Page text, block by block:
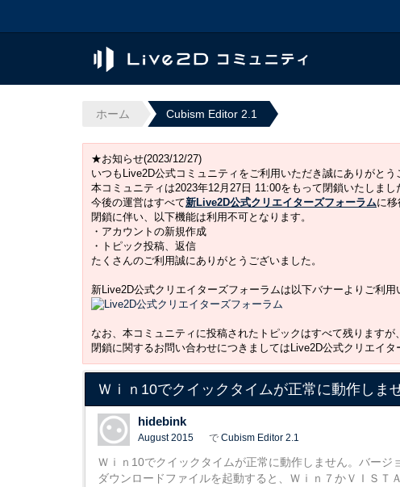
ホーム Cubism Editor 2.1
★お知らせ(2023/12/27)
いつもLive2D公式コミュニティをご利用いただき誠にありがとう
本コミュニティは2023年12月27日 11:00をもって閉鎖いたしまし
今後の運営はすべて新Live2D公式クリエイターズフォーラムに移
閉鎖に伴い、以下機能は利用不可となります。
・アカウントの新規作成
・トピック投稿、返信
たくさんのご利用誠にありがとうございました。
新Live2D公式クリエイターズフォーラムは以下バナーよりご利用
なお、本コミュニティに投稿されたトピックはすべて残ります
閉鎖に関するお問い合わせにつきましてはLive2D公式クリエイタ
Ｗｉｎ10でクイックタイムが正常に動作しま
hidebink
August 2015 で Cubism Editor 2.1
Ｗｉｎ10でクイックタイムが正常に動作しません。バージ
ダウンロードファイルを起動すると、Ｗｉｎ７かＶＩＳＴ